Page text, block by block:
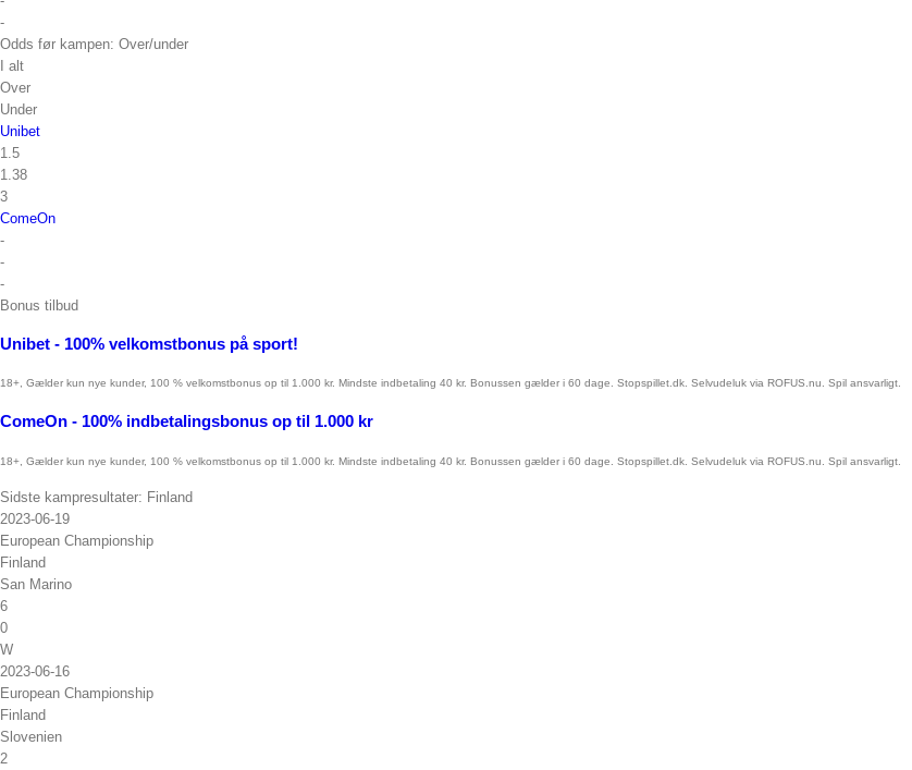
-
Odds før kampen: Over/under
I alt
Over
Under
Unibet
1.5
1.38
3
ComeOn
-
-
-
Bonus tilbud
Unibet - 100% velkomstbonus på sport!
18+, Gælder kun nye kunder, 100 % velkomstbonus op til 1.000 kr. Mindste indbetaling 40 kr. Bonussen gælder i 60 dage. Stopspillet.dk. Selvudeluk via ROFUS.nu. Spil ansvarligt.
ComeOn - 100% indbetalingsbonus op til 1.000 kr
18+, Gælder kun nye kunder, 100 % velkomstbonus op til 1.000 kr. Mindste indbetaling 40 kr. Bonussen gælder i 60 dage. Stopspillet.dk. Selvudeluk via ROFUS.nu. Spil ansvarligt.
Sidste kampresultater: Finland
2023-06-19
European Championship
Finland
San Marino
6
0
W
2023-06-16
European Championship
Finland
Slovenien
2